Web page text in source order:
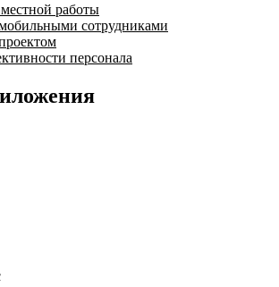
работы
сотрудниками
персонала